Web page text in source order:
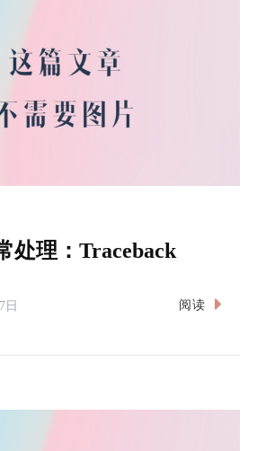
处理：Traceback
日 阅读